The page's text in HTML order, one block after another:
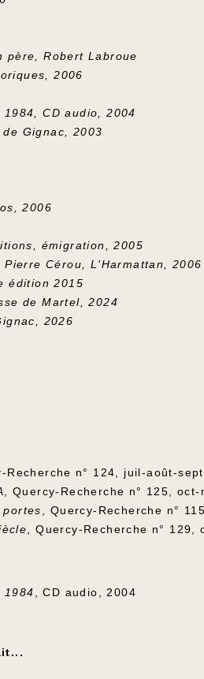
père, Robert Labroue
2006
CD audio, 2004
Gignac, 2003
2006
émigration, 2005
Cérou, L'Harmattan, 2006
édition 2015
de Martel, 2024
2026
Recherche n° 124, juil-août-
, Quercy-Recherche n° 125,
, Quercy-Recherche n°
, Quercy-Recherche n° 129,
1984 , CD audio, 2004